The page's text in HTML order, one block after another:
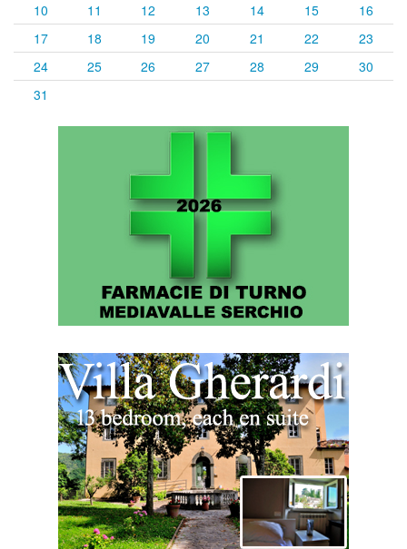
10
11 12 13 14 15
16
17
18 19 20 21 22
23
24
25 26 27 28 29
30
31